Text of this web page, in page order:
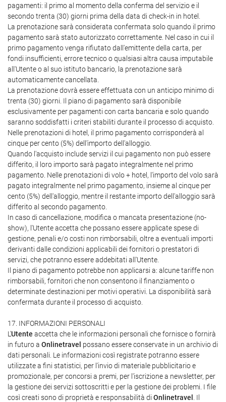
pagamenti: il primo al momento della conferma del servizio e il
secondo trenta (30) giorni prima della data di check-in in hotel.
La prenotazione sarà considerata confermata solo quando il primo
pagamento sarà stato autorizzato correttamente. Nel caso in cui il
primo pagamento venga rifiutato dall'emittente della carta, per
fondi insufficienti, errore tecnico o qualsiasi altra causa imputabile
all'Utente o al suo istituto bancario, la prenotazione sarà
automaticamente cancellata.
La prenotazione dovrà essere effettuata con un anticipo minimo di
trenta (30) giorni. Il piano di pagamento sarà disponibile
esclusivamente per pagamenti con carta bancaria e solo quando
saranno soddisfatti i criteri stabiliti durante il processo di acquisto.
Nelle prenotazioni di hotel, il primo pagamento corrisponderà al
cinque per cento (5%) dell'importo dell'alloggio.
Quando l'acquisto include servizi il cui pagamento non può essere
differito, il loro importo sarà pagato integralmente nel primo
pagamento. Nelle prenotazioni di volo + hotel, l'importo del volo sarà
pagato integralmente nel primo pagamento, insieme al cinque per
cento (5%) dell'alloggio, mentre il restante importo dell'alloggio sarà
differito al secondo pagamento.
In caso di cancellazione, modifica o mancata presentazione (no-
show), l'Utente accetta che possano essere applicate spese di
gestione, penali e/o costi non rimborsabili, oltre a eventuali importi
derivanti dalle condizioni applicabili dei fornitori o prestatori di
servizi, che potranno essere addebitati all'Utente.
Il piano di pagamento potrebbe non applicarsi a: alcune tariffe non
rimborsabili, fornitori che non consentono il finanziamento o
determinate destinazioni per motivi operativi. La disponibilità sarà
confermata durante il processo di acquisto.
17. INFORMAZIONI PERSONALI
L'Utente accetta che le informazioni personali che fornisce o fornirà
in futuro a Onlinetravel possano essere conservate in un archivio di
dati personali. Le informazioni così registrate potranno essere
utilizzate a fini statistici, per l'invio di materiale pubblicitario e
promozionale, per concorsi a premi, per l'iscrizione a newsletter, per
la gestione dei servizi sottoscritti e per la gestione dei problemi. I file
così creati sono di proprietà e responsabilità di Onlinetravel
. Il